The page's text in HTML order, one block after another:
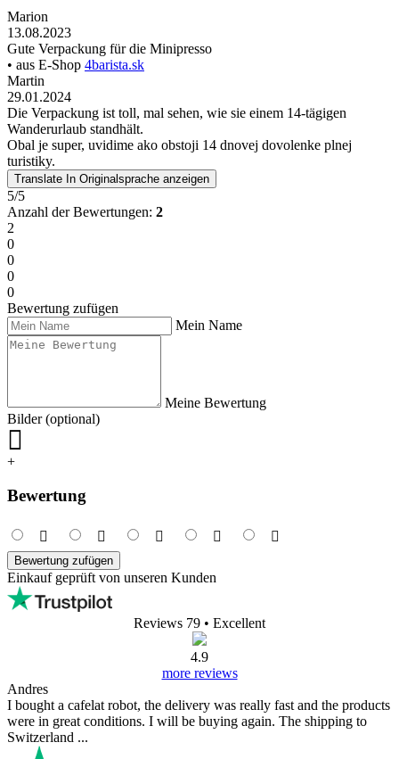
Marion
13.08.2023
Gute Verpackung für die Minipresso
• aus E-Shop 4barista.sk
Martin
29.01.2024
Die Verpackung ist toll, mal sehen, wie sie einem 14-tägigen
Wanderurlaub standhält.
Obal je super, uvidime ako obstoji 14 dnovej dovolenke plnej
turistiky.
Translate In Originalsprache anzeigen
5/5
Anzahl der Bewertungen: 2
2
0
0
0
0
Bewertung zufügen
Mein Name
Meine Bewertung
Bilder (optional)
+
Bewertung
Bewertung zufügen
Einkauf geprüft von unseren Kunden
Reviews 79 • Excellent
4.9
more reviews
Andres
I bought a cafelat robot, the delivery was really fast and the products
were in great conditions. I will be buying again. The shipping to
Switzerland ...